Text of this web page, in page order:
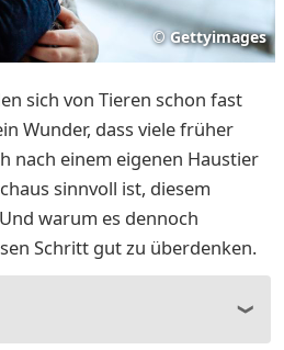
© Gettyimages
sich von Tieren schon fast
Wunder, dass viele früher
nach einem eigenen Haustier
sinnvoll ist, diesem
warum es dennoch
Schritt gut zu überdenken.